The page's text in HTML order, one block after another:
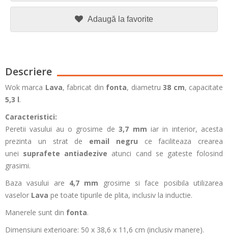
Adaugă la favorite
Descriere
Wok marca Lava, fabricat din fonta, diametru38 cm, capacitate
5,3 l.
Caracteristici:
Peretii vasului au o grosime de3,7 mm iar in interior, acesta
prezinta un strat de email negru ce faciliteaza crearea
unei suprafete antiadezive atunci cand se gateste folosind
grasimi.
Baza vasului are 4,7 mm grosime si face posibila utilizarea
vaselor Lava pe toate tipurile de plita, inclusiv la inductie.
Manerele sunt din fonta.
Dimensiuni exterioare: 50 x 38,6 x 11,6 cm (inclusiv manere).